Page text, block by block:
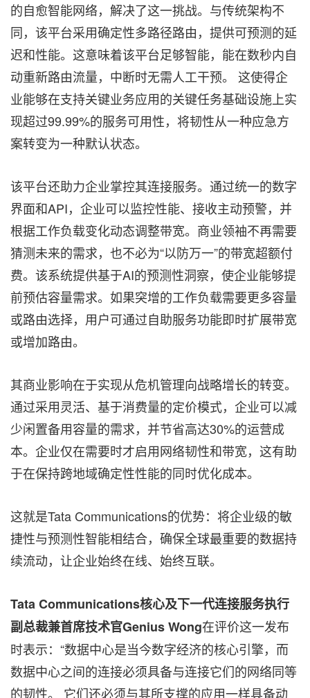
的自愈智能网络，解决了这一挑战。与传统架构不
同，该平台采用确定性多路径路由，提供可预测的延
迟和性能。这意味着该平台足够智能，能在数秒内自
动重新路由流量，中断时无需人工干预。 这使得企
业能够在支持关键业务应用的关键任务基础设施上实
现超过99.99%的服务可用性，将韧性从一种应急方
案转变为一种默认状态。
该平台还助力企业掌控其连接服务。通过统一的数字
界面和API，企业可以监控性能、接收主动预警，并
根据工作负载变化动态调整带宽。商业领袖不再需要
猜测未来的需求，也不必为“以防万一”的带宽超额付
费。该系统提供基于AI的预测性洞察，使企业能够提
前预估容量需求。如果突增的工作负载需要更多容量
或路由选择，用户可通过自助服务功能即时扩展带宽
或增加路由。
其商业影响在于实现从危机管理向战略增长的转变。
通过采用灵活、基于消费量的定价模式，企业可以减
少闲置备用容量的需求，并节省高达30%的运营成
本。企业仅在需要时才启用网络韧性和带宽，这有助
于在保持跨地域确定性性能的同时优化成本。
这就是Tata Communications的优势：将企业级的敏
捷性与预测性智能相结合，确保全球最重要的数据持
续流动，让企业始终在线、始终互联。
Tata Communications核心及下一代连接服务执行
副总裁兼首席技术官Genius Wong在评价这一发布
时表示：“数据中心是当今数字经济的核心引擎，而
数据中心之间的连接必须具备与连接它们的网络同等
的韧性。 它们还必须与其所支撑的应用一样具备动